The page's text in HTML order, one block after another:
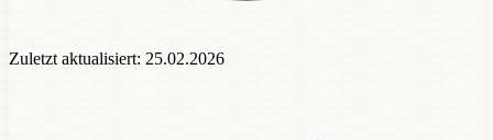
Zuletzt aktualisiert: 25.02.2026